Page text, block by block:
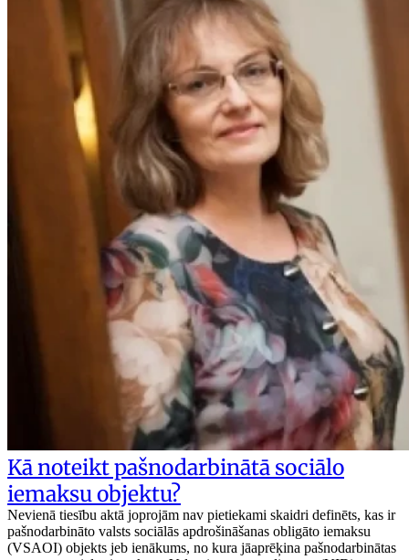
Kā noteikt pašnodarbinātā sociālo
iemaksu objektu?
Nevienā tiesību aktā joprojām nav pietiekami skaidri definēts, kas ir
pašnodarbināto valsts sociālās apdrošināšanas obligāto iemaksu
(VSAOI) objekts jeb ienākums, no kura jāaprēķina pašnodarbinātas